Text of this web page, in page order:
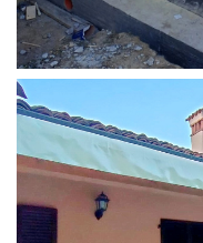
STRUTTURA